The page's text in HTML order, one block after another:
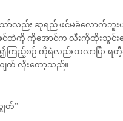
လည်း ဆုရည် ဖင်မခံလောက်ဘူး
ထဲကို ကိုအောင်က လီးကိုထိုးသွင်း
ကြည့်စဉ် ကိုရဲလည်းထလာပြီး ရတီ့
လျက် လိုးတော့သည်။
တ်”